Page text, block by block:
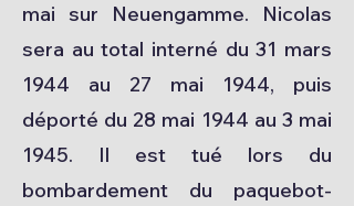
mai sur Neuengamme. Nicolas
sera au total interné du 31 mars
1944 au 27 mai 1944, puis
déporté du 28 mai 1944 au 3 mai
1945. Il est tué lors du
bombardement du paquebot-